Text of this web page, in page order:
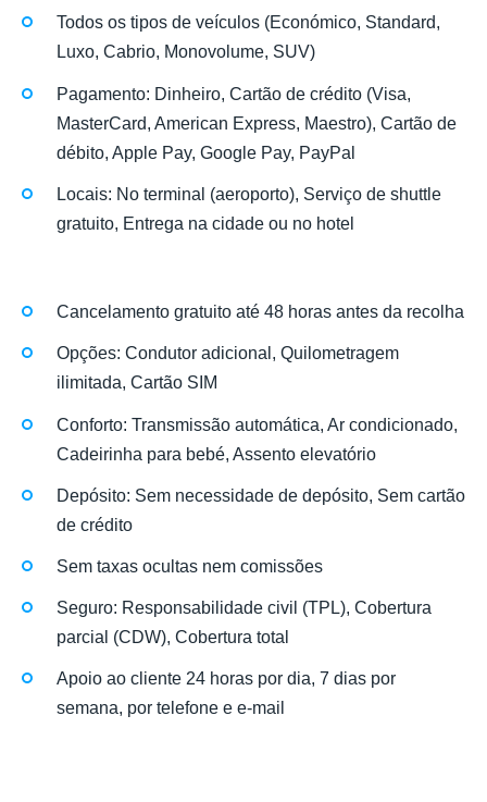
Todos os tipos de veículos (Económico, Standard,
Luxo, Cabrio, Monovolume, SUV)
Pagamento: Dinheiro, Cartão de crédito (Visa,
MasterCard, American Express, Maestro), Cartão de
débito, Apple Pay, Google Pay, PayPal
Locais: No terminal (aeroporto), Serviço de shuttle
gratuito, Entrega na cidade ou no hotel
Cancelamento gratuito até 48 horas antes da recolha
Opções: Condutor adicional, Quilometragem
ilimitada, Cartão SIM
Conforto: Transmissão automática, Ar condicionado,
Cadeirinha para bebé, Assento elevatório
Depósito: Sem necessidade de depósito, Sem cartão
de crédito
Sem taxas ocultas nem comissões
Seguro: Responsabilidade civil (TPL), Cobertura
parcial (CDW), Cobertura total
Apoio ao cliente 24 horas por dia, 7 dias por
semana, por telefone e e-mail